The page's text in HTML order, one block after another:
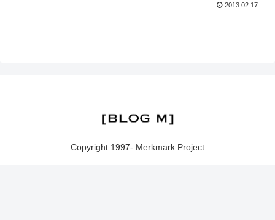
2013.02.17
Copyright 1997- Merkmark Project